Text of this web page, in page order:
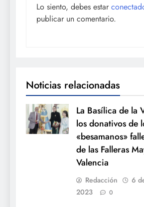
Lo siento, debes estar
publicar un comentario.
Noticias relacionadas
La Basílica de la
los donativos de
«besamanos»
de las Falleras
Valencia
Redacción
6
2023
0